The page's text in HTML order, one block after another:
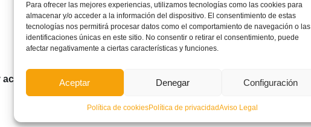
Para ofrecer las mejores experiencias, utilizamos tecnologías como las cookies para
almacenar y/o acceder a la información del dispositivo. El consentimiento de estas
tecnologías nos permitirá procesar datos como el comportamiento de navegación o las
identificaciones únicas en este sitio. No consentir o retirar el consentimiento, puede
afectar negativamente a ciertas características y funciones.
Aceptar Denegar Configuración
Política de cookiesPolítica de privacidadAviso Legal
del Reglamento General y Código Disciplinario de la